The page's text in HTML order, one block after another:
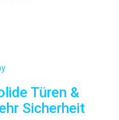
Türen &
Sicherheit